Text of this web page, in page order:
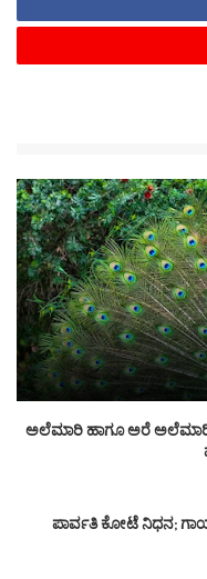
ಅಲೆಮಾರಿ ಹಾಗೂ ಅರೆ ಅಲೆಮಾರಿ
ಪಾರ್ವತಿ ಕೋಟೆ ನಿಧನ;